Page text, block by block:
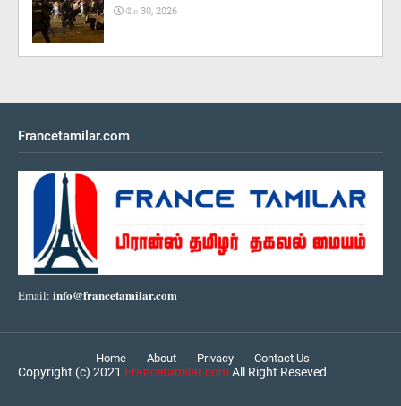
மே 30, 2026
Francetamilar.com
Email: info@francetamilar.com
Home About Privacy Contact Us
Copyright (c) 2021 Francetamilar.comAll Right Reseved